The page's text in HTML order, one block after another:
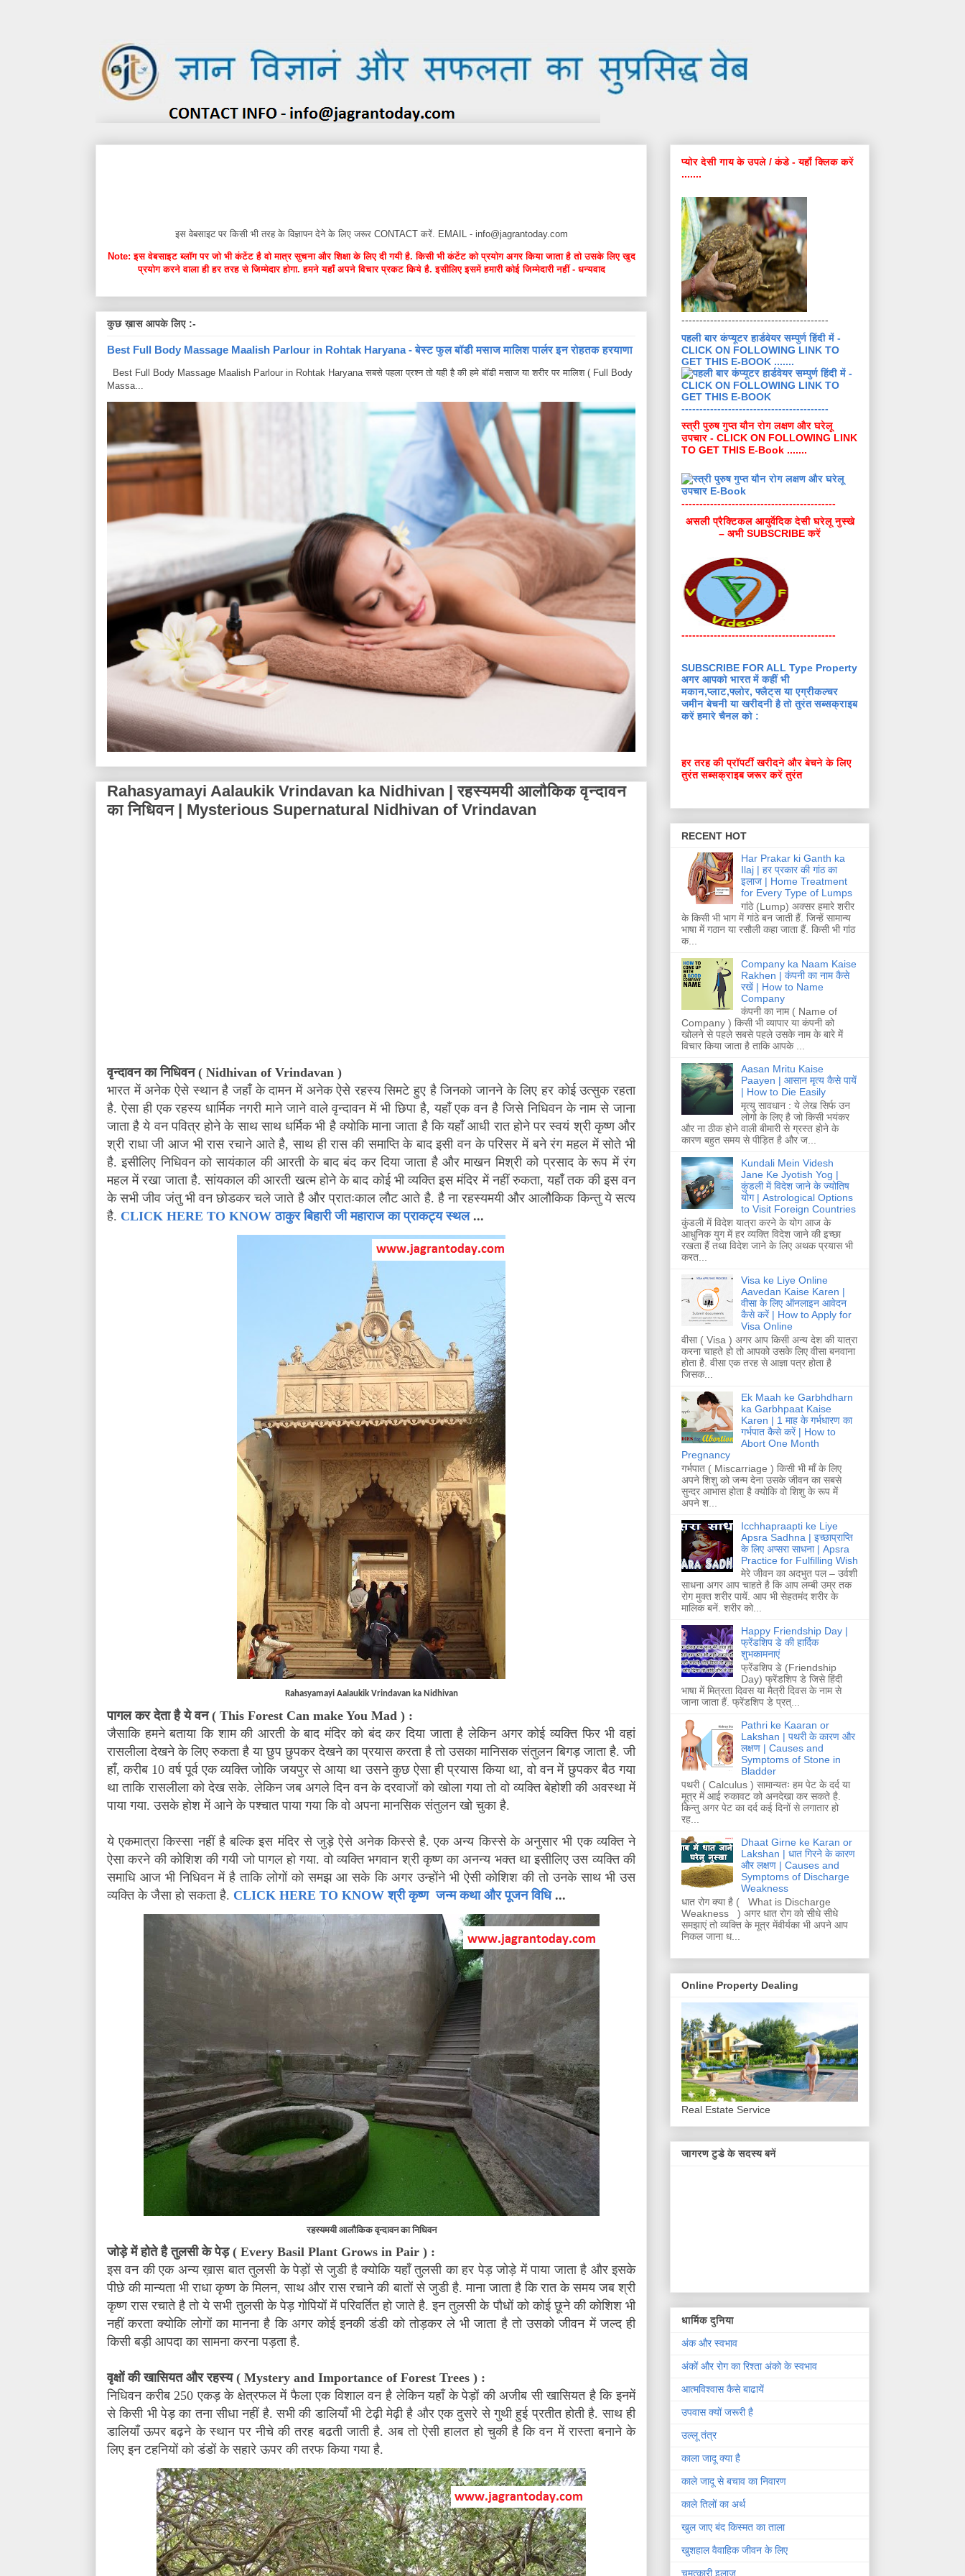
इस वेबसाइट पर किसी भी तरह के विज्ञापन देने के लिए जरूर CONTACT करें. EMAIL - info@jagrantoday.com
Note: इस वेबसाइट ब्लॉग पर जो भी कंटेंट है वो मात्र सुचना और शिक्षा के लिए दी गयी है. किसी भी कंटेंट को प्रयोग अगर किया जाता है तो उसके लिए खुद
प्रयोग करने वाला ही हर तरह से जिम्मेदार होगा. हमने यहाँ अपने विचार प्रकट किये है. इसीलिए इसमें हमारी कोई जिम्मेदारी नहीं - धन्यवाद
कुछ ख़ास आपके लिए :-
Best Full Body Massage Maalish Parlour in Rohtak Haryana - बेस्ट फुल बॉडी मसाज मालिश पार्लर इन रोहतक हरयाणा
Best Full Body Massage Maalish Parlour in Rohtak Haryana सबसे पहला प्रश्न तो यही है की हमे बॉडी मसाज या शरीर पर मालिश ( Full Body
Massa...
Rahasyamayi Aalaukik Vrindavan ka Nidhivan | रहस्यमयी आलौकिक वृन्दावन
का निधिवन | Mysterious Supernatural Nidhivan of Vrindavan
वृन्दावन का निधिवन ( Nidhivan of Vrindavan )
भारत में अनेक ऐसे स्थान है जहाँ के दामन में अनेक ऐसे रहस्य सिमटे हुए है जिनको जानने के लिए हर कोई उत्सुक रहता
है. ऐसा ही एक रहस्य धार्मिक नगरी माने जाने वाले वृन्दावन में भी छिपा है,यहाँ एक वन है जिसे निधिवन के नाम से जाना
जाता है ये वन पवित्र होने के साथ साथ धर्मिक भी है क्योकि माना जाता है कि यहाँ आधी रात होने पर स्वयं श्री कृष्ण और
श्री राधा जी आज भी रास रचाने आते है,साथ ही रास की समाप्ति के बाद इसी वन के परिसर में बने रंग महल में सोते भी
है. इसीलिए निधिवन को सायंकाल की आरती के बाद बंद कर दिया जाता है और माखन मिश्री को प्रसाद के रूप में रंग
महल में रखा जाता है. सांयकाल की आरती खत्म होने के बाद कोई भी व्यक्ति इस मंदिर में नहीं रुकता,यहाँ तक की इस वन
के सभी जीव जंतु भी वन छोडकर चले जाते है और प्रातःकाल लौट आते है. है ना रहस्यमयी और आलौकिक किन्तु ये सत्य
है. CLICK HERE TO KNOW ठाकुर बिहारी जी महाराज का प्राकट्य स्थल...
Rahasyamayi Aalaukik Vrindavan ka Nidhivan
पागल कर देता है ये वन ( This Forest Can make You Mad ) :
जैसाकि हमने बताया कि शाम की आरती के बाद मंदिर को बंद कर दिया जाता है लेकिन अगर कोई व्यक्ति फिर भी वहां
रासलीला देखने के लिए रुकता है या छुप छुपकर देखने का प्रयास करता है तो उसका मानिसक संतुलन बिगड़ जाता है. जी
हाँ,करीब 10 वर्ष पूर्व एक व्यक्ति जोकि जयपुर से आया था उसने कुछ ऐसा ही प्रयास किया था,वो वन में छुपकर बैठ गया
था ताकि रासलीला को देख सके. लेकिन जब अगले दिन वन के दरवाजों को खोला गया तो वो व्यक्ति बेहोशी की अवस्था में
पाया गया. उसके होश में आने के पश्चात पाया गया कि वो अपना मानसिक संतुलन खो चुका है.
ये एकमात्रा किस्सा नहीं है बल्कि इस मंदिर से जुड़े ऐसे अनेक किस्से है. एक अन्य किस्से के अनुसार भी एक व्यक्ति ने
ऐसा करने की कोशिश की गयी जो पागल हो गया. वो व्यक्ति भगवान श्री कृष्ण का अनन्य भक्त था इसीलिए उस व्यक्ति की
समाधि आज भी निधिवन में है ताकि लोगों को समझ आ सके कि अगर उन्होंने भी ऐसी कोशिश की तो उनके साथ भी उस
व्यक्ति के जैसा हो सकता है. CLICK HERE TO KNOW श्री कृष्ण जन्म कथा और पूजन विधि...
रहस्यमयी आलौकिक वृन्दावन का निधिवन
जोड़े में होते है तुलसी के पेड़ ( Every Basil Plant Grows in Pair ) :
इस वन की एक अन्य ख़ास बात तुलसी के पेड़ों से जुडी है क्योकि यहाँ तुलसी का हर पेड़ जोड़े में पाया जाता है और इसके
पीछे की मान्यता भी राधा कृष्ण के मिलन,साथ और रास रचाने की बातों से जुडी है. माना जाता है कि रात के समय जब श्री
कृष्ण रास रचाते है तो ये सभी तुलसी के पेड़ गोपियों में परिवर्तित हो जाते है. इन तुलसी के पौधों को कोई छूने की कोशिश भी
नहीं करता क्योकि लोगों का मानना है कि अगर कोई इनकी डंडी को तोड़कर ले भी जाता है तो उसको जीवन में जल्द ही
किसी बड़ी आपदा का सामना करना पड़ता है.
वृक्षों की खासियत और रहस्य ( Mystery and Importance of Forest Trees ) :
निधिवन करीब 250 एकड़ के क्षेत्रफल में फैला एक विशाल वन है लेकिन यहाँ के पेड़ों की अजीब सी खासियत है कि इनमें
से किसी भी पेड़ का तना सीधा नहीं है. सभी की डालियाँ भी टेढ़ी मेढ़ी है और एक दुसरे से गुथी हुई प्रतीत होती है. साथ ही
डालियाँ ऊपर बढ़ने के स्थान पर नीचे की तरह बढती जाती है. अब तो ऐसी हालत हो चुकी है कि वन में रास्ता बनाने के
लिए इन टहनियों को डंडों के सहारे ऊपर की तरफ किया गया है.
प्योर देसी गाय के उपले / कंडे - यहाँ क्लिक करें
.......
-----------------------------------------
पहली बार कंप्यूटर हार्डवेयर सम्पुर्ण हिंदी में -
CLICK ON FOLLOWING LINK TO
GET THIS E-BOOK .......
-----------------------------------------
स्त्री पुरुष गुप्त यौन रोग लक्षण और घरेलू
उपचार - CLICK ON FOLLOWING LINK
TO GET THIS E-Book .......
-------------------------------------------
असली प्रैक्टिकल आयुर्वेदिक देसी घरेलू नुस्खे
– अभी SUBSCRIBE करें
-------------------------------------------
SUBSCRIBE FOR ALL Type Property
अगर आपको भारत में कहीं भी
मकान,प्लाट,फ्लोर, फ्लैट्स या एग्रीकल्चर
जमीन बेचनी या खरीदनी है तो तुरंत सब्सक्राइब
करें हमारे चैनल को :
हर तरह की प्रॉपर्टी खरीदने और बेचने के लिए
तुरंत सब्सक्राइब जरूर करें तुरंत
RECENT HOT
Har Prakar ki Ganth ka
Ilaj | हर प्रकार की गांठ का
इलाज | Home Treatment
for Every Type of Lumps
गांठे (Lump) अक्सर हमारे शरीर
के किसी भी भाग में गांठे बन जाती हैं. जिन्हें सामान्य
भाषा में गठान या रसौली कहा जाता हैं. किसी भी गांठ
क...
Company ka Naam Kaise
Rakhen | कंपनी का नाम कैसे
रखें | How to Name
Company
कंपनी का नाम ( Name of
Company ) किसी भी व्यापार या कंपनी को
खोलने से पहले सबसे पहले उसके नाम के बारे में
विचार किया जाता है ताकि आपके ...
Aasan Mritu Kaise
Paayen | आसान मृत्य कैसे पायें
| How to Die Easily
मृत्यु सावधान : ये लेख सिर्फ उन
लोगो के लिए है जो किसी भयंकर
और ना ठीक होने वाली बीमारी से ग्रस्त होने के
कारण बहुत समय से पीड़ित है और ज...
Kundali Mein Videsh
Jane Ke Jyotish Yog |
कुंडली में विदेश जाने के ज्योतिष
योग | Astrological Options
to Visit Foreign Countries
कुंडली में विदेश यात्रा करने के योग आज के
आधुनिक युग में हर व्यक्ति विदेश जाने की इच्छा
रखता हैं तथा विदेश जाने के लिए अथक प्रयास भी
करत...
Visa ke Liye Online
Aavedan Kaise Karen |
वीसा के लिए ऑनलाइन आवेदन
कैसे करें | How to Apply for
Visa Online
वीसा ( Visa ) अगर आप किसी अन्य देश की यात्रा
करना चाहते हो तो आपको उसके लिए वीसा बनवाना
होता है. वीसा एक तरह से आज्ञा पत्र होता है
जिसक...
Ek Maah ke Garbhdharn
ka Garbhpaat Kaise
Karen | 1 माह के गर्भधारण का
गर्भपात कैसे करें | How to
Abort One Month
Pregnancy
गर्भपात ( Miscarriage ) किसी भी माँ के लिए
अपने शिशु को जन्म देना उसके जीवन का सबसे
सुन्दर आभास होता है क्योकि वो शिशु के रूप में
अपने श...
Icchhapraapti ke Liye
Apsra Sadhna | इच्छाप्राप्ति
के लिए अप्सरा साधना | Apsra
Practice for Fulfilling Wish
मेरे जीवन का अदभुत पल – उर्वशी
साधना अगर आप चाहते है कि आप लम्बी उम्र तक
रोग मुक्त शरीर पायें. आप भी सेहतमंद शरीर के
मालिक बनें. शरीर को...
Happy Friendship Day |
फ्रेंडशिप डे की हार्दिक
शुभकामनाएं
फ्रेंडशिप डे (Friendship
Day) फ्रेंडशिप डे जिसे हिंदी
भाषा में मित्रता दिवस या मैत्री दिवस के नाम से
जाना जाता हैं. फ्रेंडशिप डे प्रत्...
Pathri ke Kaaran or
Lakshan | पथरी के कारण और
लक्षण | Causes and
Symptoms of Stone in
Bladder
पथरी ( Calculus ) सामान्यतः हम पेट के दर्द या
मूत्र में आई रुकावट को अनदेखा कर सकते है.
किन्तु अगर पेट का दर्द कई दिनों से लगातार हो
रह...
Dhaat Girne ke Karan or
Lakshan | धात गिरने के कारण
और लक्षण | Causes and
Symptoms of Discharge
Weakness
धात रोग क्या है ( What is Discharge
Weakness ) अगर धात रोग को सीधे सीधे
समझाएं तो व्यक्ति के मूत्र मेंवीर्यका भी अपने आप
निकल जाना ध...
Online Property Dealing
Real Estate Service
जागरण टुडे के सदस्य बनें
धार्मिक दुनिया
अंक और स्वभाव
अंकों और रोग का रिश्ता अंको के स्वभाव
आत्मविश्वास कैसे बाढायें
उपवास क्यों जरूरी है
उल्लू तंत्र
काला जादू क्या है
काले जादू से बचाव का निवारण
काले तिलों का अर्थ
खुल जाए बंद किस्मत का ताला
खुशहाल वैवाहिक जीवन के लिए
चमत्कारी इलाज